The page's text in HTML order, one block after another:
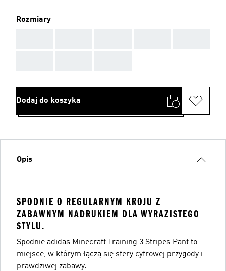
Rozmiary
Dodaj do koszyka
Opis
SPODNIE O REGULARNYM KROJU Z
ZABAWNYM NADRUKIEM DLA WYRAZISTEGO
STYLU.
Spodnie adidas Minecraft Training 3 Stripes Pant to
miejsce, w którym łączą się sfery cyfrowej przygody i
prawdziwej zabawy.